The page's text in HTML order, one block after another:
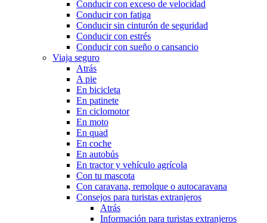
Conducir con exceso de velocidad
Conducir con fatiga
Conducir sin cinturón de seguridad
Conducir con estrés
Conducir con sueño o cansancio
Viaja seguro
Atrás
A pie
En bicicleta
En patinete
En ciclomotor
En moto
En quad
En coche
En autobús
En tractor y vehículo agrícola
Con tu mascota
Con caravana, remolque o autocaravana
Consejos para turistas extranjeros
Atrás
Información para turistas extranjeros